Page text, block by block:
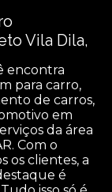
Vila Dila,
encontra
para carro,
de carros,
em
da área
Com o
os clientes, a
é